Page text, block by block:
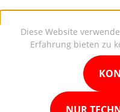
Diese Website
Erfahrung bieten zu